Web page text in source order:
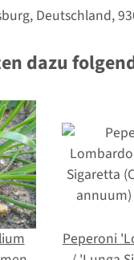
Deutschland,
dazu
Peperoni